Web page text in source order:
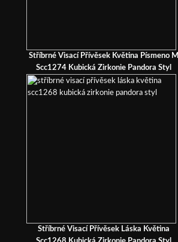
Stříbrné Visací Přívěsek Květina Písmeno M
Scc1274 Kubická Zirkonie Pandora Styl
Stříbrné Visací Přívěsek Láska Květina